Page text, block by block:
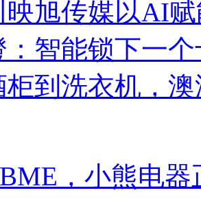
映旭传媒以AI
：智能锁下一
柜到洗衣机，
，小熊电